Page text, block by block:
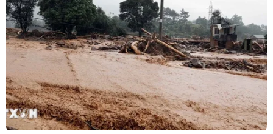
trí vì xâm phạm bản quyền trên
YouTube
05/08/2026 09:22
Tiếp nhận 47 công dân Việt Nam bị
Hoa Kỳ trục xuất về nước
05/08/2026 07:38